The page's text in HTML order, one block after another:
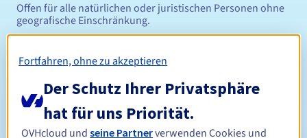
Offen für alle natürlichen oder juristischen Personen ohne
geografische Einschränkung.
Registrierungszeitraum Zwischen 1 und 5 Jahren
Fortfahren, ohne zu akzeptieren
Der Schutz Ihrer Privatsphäre
hat für uns Priorität.
OVHcloud undseine Partnerverwenden Cookies und